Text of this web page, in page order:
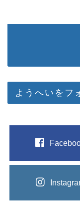
ようへいをフ